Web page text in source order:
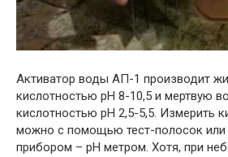
Активатор воды АП-1 производит
кислотностью pH 8-10,5 и мертвую
кислотностью pH 2,5-5,5. Измерить
можно с помощью тест-полосок или
прибором – pH метром. Хотя, при